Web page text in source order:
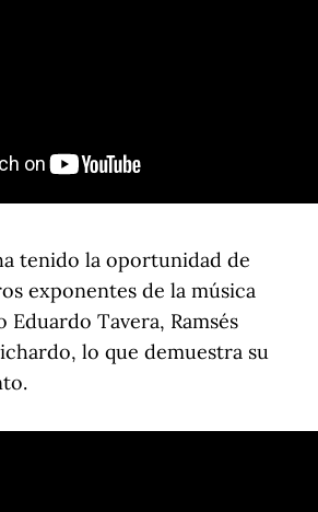
tenido la oportunidad de
exponentes de la música
Tavera, Ramsés
lo que demuestra su